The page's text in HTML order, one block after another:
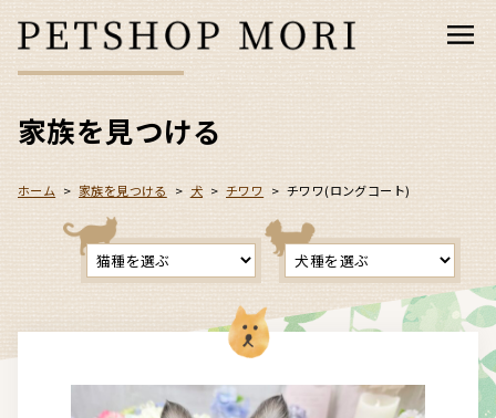
家族を見つける
ホーム >家族を見つける > 犬 >チワワ >チワワ(ロングコート)